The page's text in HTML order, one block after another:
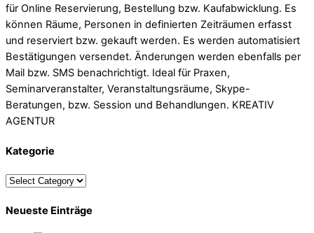
für Online Reservierung, Bestellung bzw. Kaufabwicklung. Es
können Räume, Personen in definierten Zeiträumen erfasst
und reserviert bzw. gekauft werden. Es werden automatisiert
Bestätigungen versendet. Änderungen werden ebenfalls per
Mail bzw. SMS benachrichtigt. Ideal für Praxen,
Seminarveranstalter, Veranstaltungsräume, Skype-
Beratungen, bzw. Session und Behandlungen. KREATIV
AGENTUR
Kategorie
Neueste Einträge